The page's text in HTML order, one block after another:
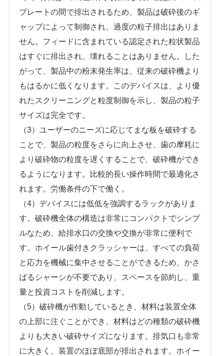
プレートの間で排出されるため、製品は破砕後のギ
ャップによって制御され、過度の粒子排出はありま
せん。フィードに含まれている認定された粒状製品
はすぐに排出され、壊れることはありません。した
がって、製品中の粉末発生率は、従来の破砕機より
もはるかに低くなります。このデバイスは、より優
れたスクリーニングと粒度制御を示し、製品の粒子
サイズは完全です。
（3）ユーザーのニーズに応じてまな板を破砕する
ことで、製品の粒度をさらに向上させ、歯の摩耗に
より破砕物の粒度を遅くすることで、破砕機ができ
るようになります。比較的長い操作時間で最適化さ
れます。労働条件の下で働く。
（4）デバイスには低低を強調するラックがありま
す。破砕機全体の構造は非常にコンパクトでシンプ
ルなため、給排水口の交換や交換が非常に便利で
す。ホイール歯付きクラッシャーは、すべての負荷
と応力を機械に集中させることができるため、かさ
ばるシャーシが不要であり、スペースを節約し、重
量と投資コストを削減します。
（5）破砕機が作動しているとき、材料は装置全体
の上部に注ぐことができ、材料はどの種類の破砕機
よりも大きい破砕サイズになります。排気口も非常
に大きく、装置のほぼ底部が排出されます。ホイー